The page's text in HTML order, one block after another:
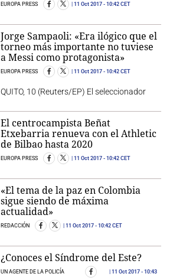
EUROPA PRESS 11 Oct 2017 - 10:42 CET
Jorge Sampaoli: «Era ilógico que el
torneo más importante no tuviese
a Messi como protagonista»
EUROPA PRESS 11 Oct 2017 - 10:42 CET
QUITO, 10 (Reuters/EP) El seleccionador
El centrocampista Beñat
Etxebarria renueva con el Athletic
de Bilbao hasta 2020
EUROPA PRESS 11 Oct 2017 - 10:42 CET
«El tema de la paz en Colombia
sigue siendo de máxima
actualidad»
REDACCIÓN 11 Oct 2017 - 10:42 CET
¿Conoces el Síndrome del Este?
UN AGENTE DE LA POLICÍA 11 Oct 2017 - 10:43